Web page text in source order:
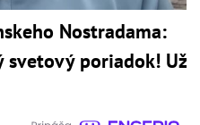
Nostradama:
svetový poriadok! Už